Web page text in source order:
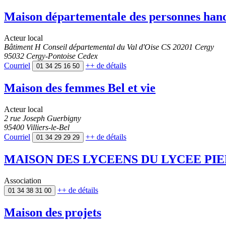
Maison départementale des personnes
Acteur local
Bâtiment H Conseil départemental du Val d'Oise CS 20201 Cergy
95032 Cergy-Pontoise Cedex
Courriel
01 34 25 16 50 ++ de détails
Maison des femmes Bel et vie
Acteur local
2 rue Joseph Guerbigny
95400 Villiers-le-Bel
Courriel
01 34 29 29 29 ++ de détails
MAISON DES LYCEENS DU LYCEE
Association
01 34 38 31 00 ++ de détails
Maison des projets